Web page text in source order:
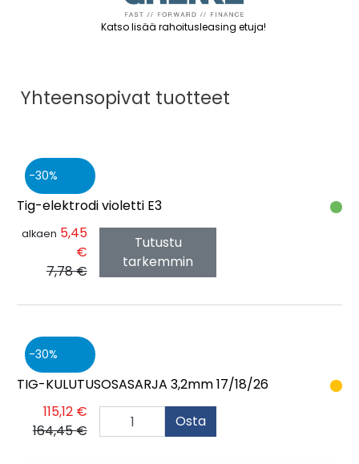
Katso lisää rahoitusleasing etuja!
Yhteensopivat tuotteet
30
Tig-elektrodi violetti E3
alkaen 5,45
€
7,78 €
Tutustu
tarkemmin
30
TIG-KULUTUSOSASARJA 3,2mm 17/18/26
115,12 €
164,45 €
Osta